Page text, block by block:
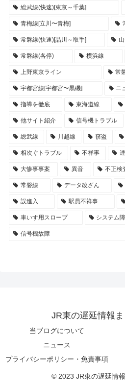
総武線(快速)[東京～千葉]
青梅線[立川〜青梅]
常磐線(快速)[品川～取手]
常磐線(各停) 横浜線
上野東京ライン 常
宇都宮線[宇都宮〜黒磯] ニ
指導を徹底 東海道線
他サイト紹介 信号機トラブル
総武線 川越線 窃盗
相次ぐトラブル 不祥事
大惨事事案 異音 不正検
常磐線 データ改ざん
誤進入 駅員不祥事
車いす用スロープ システム
信号機故障
JR東の遅延情報
当ブログについて
ニュース
プライバシーポリシー・免責事項
© 2023 JR東の遅延情